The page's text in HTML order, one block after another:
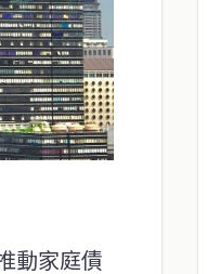
動家庭債